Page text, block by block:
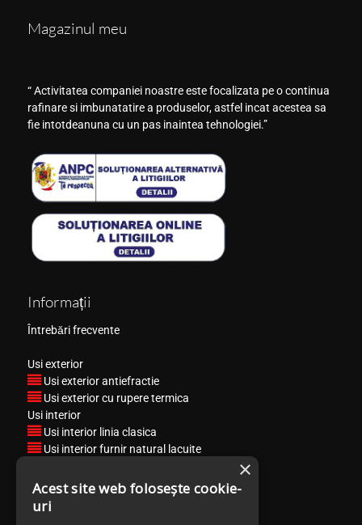
Magazinul meu
“ Activitatea companiei noastre este focalizata pe o continua
rafinare si imbunatatire a produselor, astfel incat acestea sa
fie intotdeanuna cu un pas inaintea tehnologiei.”
Informații
Întrebări frecvente
Usi exterior
Usi exterior antiefractie
Usi exterior cu rupere termica
Usi interior
Usi interior linia clasica
Usi interior furnir natural lacuite
Usi interior CPL 3D Matrix Slim Line
Usi interior Filomuro
×
Acest site web folosește cookie-
uri